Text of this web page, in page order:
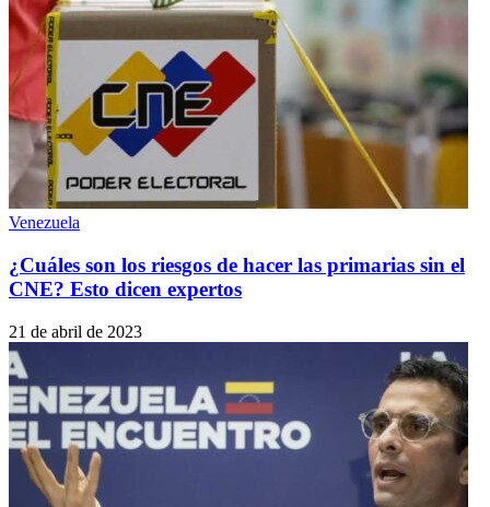
Venezuela
¿Cuáles son los riesgos de hacer las primarias sin el
CNE? Esto dicen expertos
21 de abril de 2023